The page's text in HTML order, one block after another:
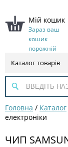
Мій кошик
Зараз ваш
кошик
порожній
Каталог товарів
Головна / Каталог
електроніки
ЧИП